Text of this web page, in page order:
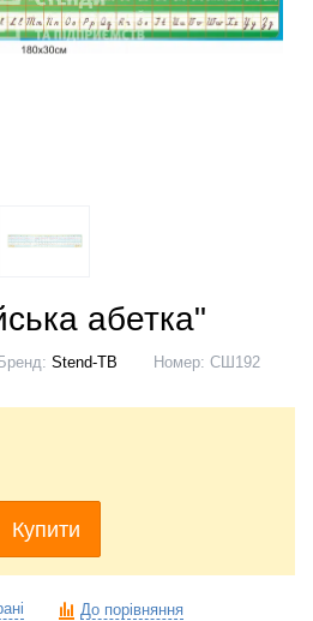
абетка"
Бренд: Stend-TB Номер: СШ192
Купити
До порівняння